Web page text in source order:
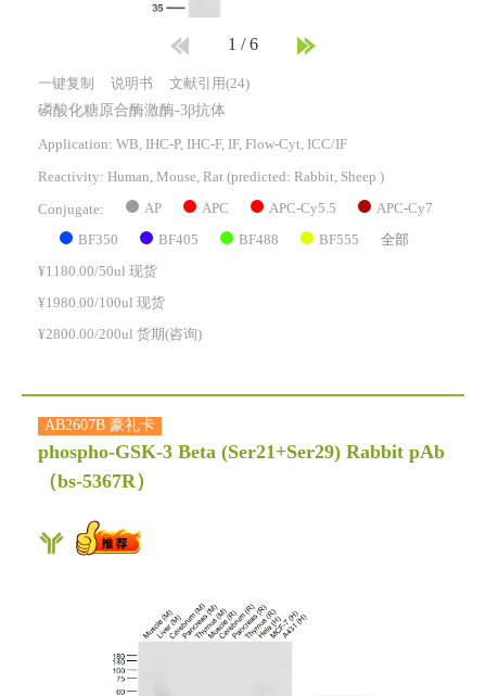
1 /6
一键复制 说明书 文献引用(24)
磷酸化糖原合酶激酶-3β抗体
Application: WB, IHC-P, IHC-F, IF, Flow-Cyt, ICC/IF
Reactivity: Human, Mouse, Rat (predicted: Rabbit, Sheep )
Conjugate: AP APC APC-Cy5.5 APC-Cy7
BF350 BF405 BF488 BF555 全部
¥1180.00/50ul 现货
¥1980.00/100ul 现货
¥2800.00/200ul 货期(咨询)
AB2607B 豪礼卡
phospho-GSK-3 Beta (Ser21+Ser29) Rabbit pAb
（bs-5367R）